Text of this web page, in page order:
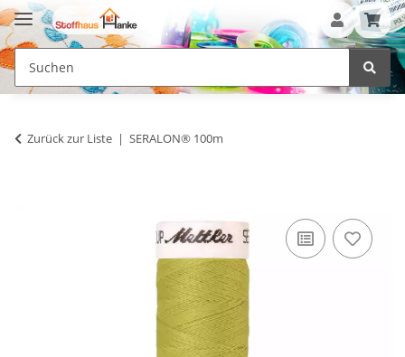
Zurück zur Liste SERALON® 100m